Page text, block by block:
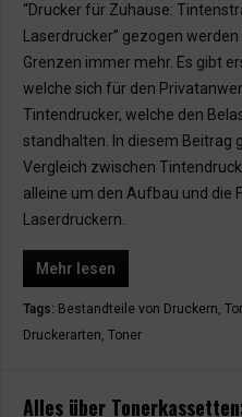
“Drucker für Zuhause:
Laserdrucker” gezogen
Grenzen immer mehr. Es gibt
welche sich für den
Tintendrucker, welche den
standhalten. In diesem Beitrag
Vergleich zwischen
alleine um den Aufbau und die
Laserdruckern.
Mehr lesen
Tags: Bestandteile von Druckern,
Druckerarten, Toner
Alles über